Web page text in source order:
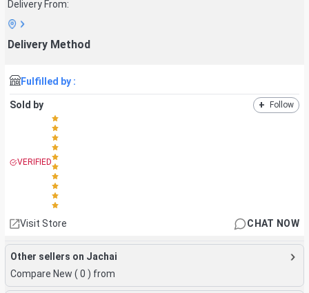
Delivery From:
Delivery Method
Fulfilled by :
Sold by + Follow
VERIFIED
Visit Store CHAT NOW
Other sellers on Jachai
Compare New ( 0 ) from